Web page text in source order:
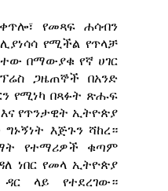
የመጻፍ ሐሳብን
የሚችል የጥላቻ
በማውያቁ የኛ ሀገር
ፕሬስ ጋዜጠኞች በአንድ
የሚነካ በጻፉት ጽሑፍ
እና የጥንታዊት ኢትዮጵያ
እጅጉን ሻከረ።
የተማሪዎች ቁጣም
ነበር የመላ ኢትዮጵያ
ላይ የተደረገው።